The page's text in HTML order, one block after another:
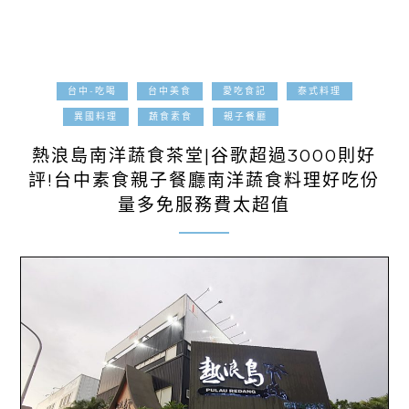
台中-吃喝 台中美食 愛吃食記 泰式料理
異國料理 蔬食素食 親子餐廳
熱浪島南洋蔬食茶堂|谷歌超過3000則好
評!台中素食親子餐廳南洋蔬食料理好吃份
量多免服務費太超值